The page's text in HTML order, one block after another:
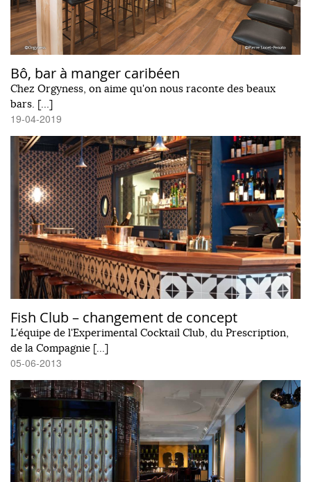
Bô, bar à manger caribéen
Chez Orgyness, on aime qu'on nous raconte des beaux
bars. […]
19-04-2019
Fish Club – changement de concept
L'équipe de l'Experimental Cocktail Club, du Prescription,
de la Compagnie […]
05-06-2013